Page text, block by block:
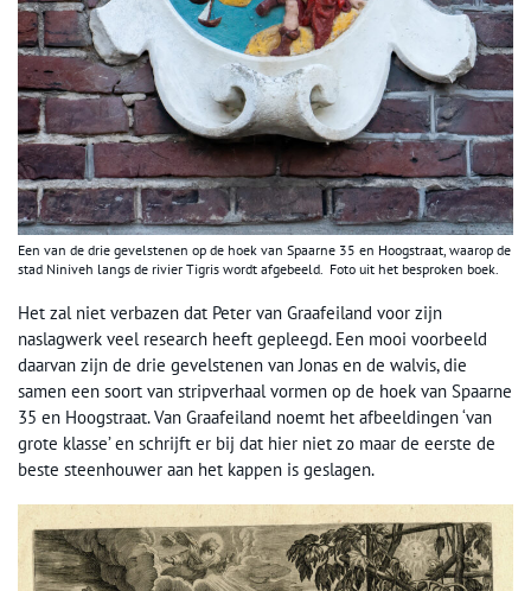
Een van de drie gevelstenen op de hoek van Spaarne 35 en Hoogstraat, waarop de
stad Niniveh langs de rivier Tigris wordt afgebeeld. Foto uit het besproken boek.
Het zal niet verbazen dat Peter van Graafeiland voor zijn
naslagwerk veel research heeft gepleegd. Een mooi voorbeeld
daarvan zijn de drie gevelstenen van Jonas en de walvis, die
samen een soort van stripverhaal vormen op de hoek van Spaarne
35 en Hoogstraat. Van Graafeiland noemt het afbeeldingen ‘van
grote klasse’ en schrijft er bij dat hier niet zo maar de eerste de
beste steenhouwer aan het kappen is geslagen.